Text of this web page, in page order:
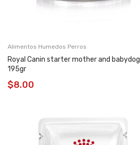
Alimentos Humedos Perros
Royal Canin starter mother and babydog
195gr
$8.00